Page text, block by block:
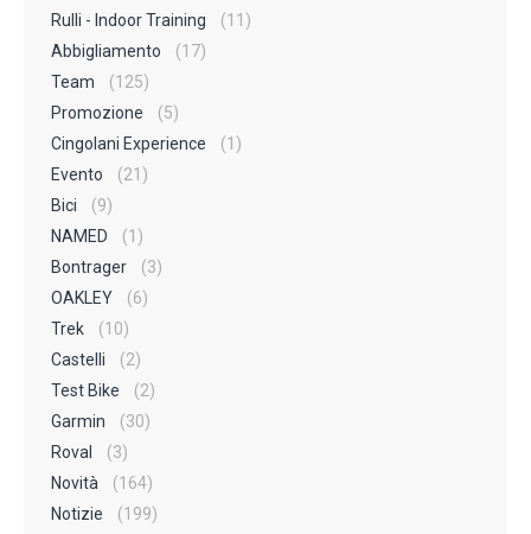
Rulli - Indoor Training
(11)
Abbigliamento
(17)
Team
(125)
Promozione
(5)
Cingolani Experience
(1)
Evento
(21)
Bici
(9)
NAMED
(1)
Bontrager
(3)
OAKLEY
(6)
Trek
(10)
Castelli
(2)
Test Bike
(2)
Garmin
(30)
Roval
(3)
Novità
(164)
Notizie
(199)